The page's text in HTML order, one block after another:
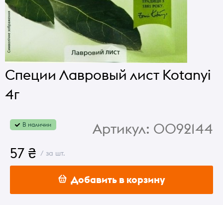
Специи Лавровый лист Kotanyi
4г
В наличии Артикул: 0092144
57 ₴ / за шт.
Добавить в корзину